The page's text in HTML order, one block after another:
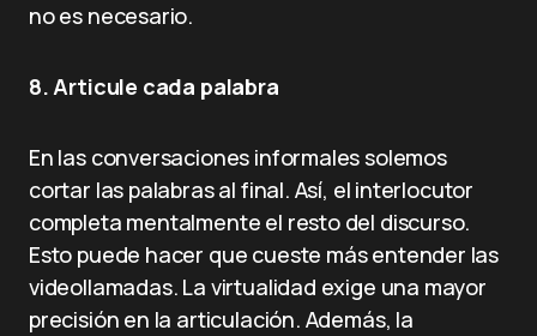
no es necesario.
8. Articule cada palabra
En las conversaciones informales solemos
cortar las palabras al final. Así, el interlocutor
completa mentalmente el resto del discurso.
Esto puede hacer que cueste más entender las
videollamadas. La virtualidad exige una mayor
precisión en la articulación. Además, la